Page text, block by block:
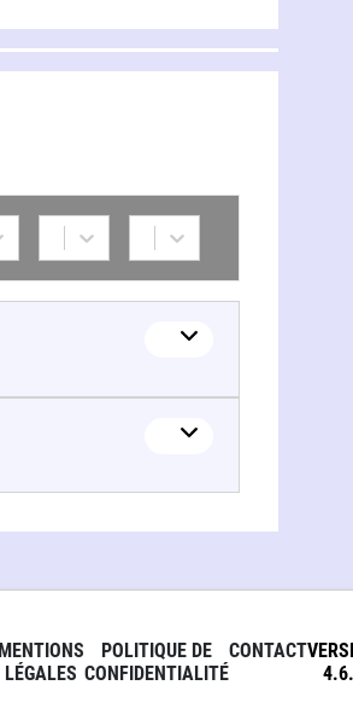
MENTIONS
LÉGALES
POLITIQUE DE
CONFIDENTIALITÉ
CONTACT